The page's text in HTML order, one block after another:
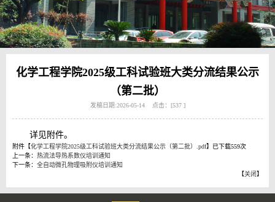
化学工程学院2025级工科试验班大类分流结果公示
（第二批）
发稿日期:2026-05-14 点击：[537 ]
详见附件。
附件【化学工程学院2025级工科试验班大类分流结果公示（第二批）.pdf】已下载559次
上一条： 热流法导热系数仪培训通知
下一条： 全自动微孔物理吸附仪培训通知
【关闭】